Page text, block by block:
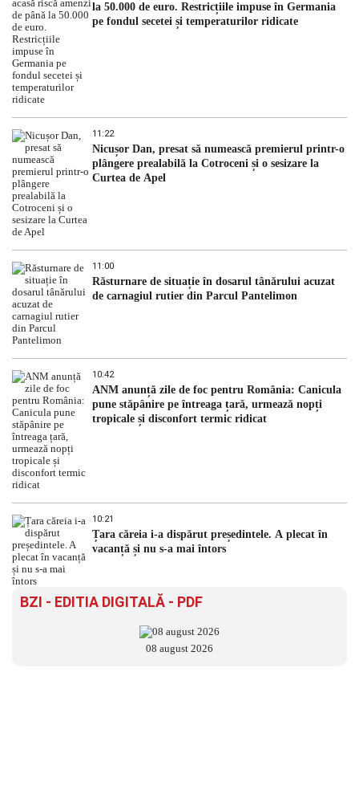
la 50.000 de euro. Restricțiile impuse în Germania
pe fondul secetei și temperaturilor ridicate
11:22
Nicușor Dan, presat să numească premierul printr-o
plângere prealabilă la Cotroceni și o sesizare la
Curtea de Apel
11:00
Răsturnare de situație în dosarul tânărului acuzat
de carnagiul rutier din Parcul Pantelimon
10:42
ANM anunță zile de foc pentru România: Canicula
pune stăpânire pe întreaga țară, urmează nopți
tropicale și disconfort termic ridicat
10:21
Țara căreia i-a dispărut președintele. A plecat în
vacanță și nu s-a mai întors
BZI - EDITIA DIGITALĂ - PDF
08 august 2026